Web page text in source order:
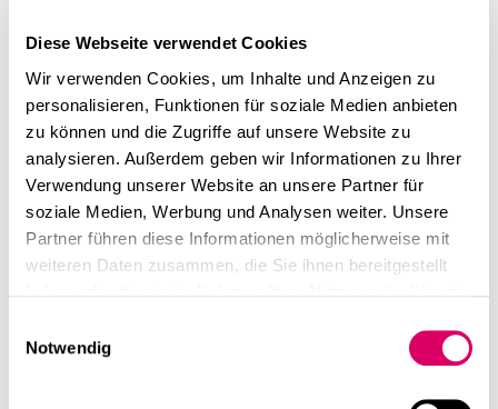
Diese Webseite verwendet Cookies
Wir verwenden Cookies, um Inhalte und Anzeigen zu
personalisieren, Funktionen für soziale Medien anbieten
zu können und die Zugriffe auf unsere Website zu
analysieren. Außerdem geben wir Informationen zu Ihrer
Verwendung unserer Website an unsere Partner für
soziale Medien, Werbung und Analysen weiter. Unsere
Partner führen diese Informationen möglicherweise mit
weiteren Daten zusammen, die Sie ihnen bereitgestellt
Notwendig